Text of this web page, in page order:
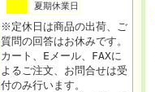
夏期休業日
※定休日は商品の出荷、ご
質問の回答はお休みです。
カート、Eメール、FAXに
よるご注文、お問合せは受
付のみ行います。